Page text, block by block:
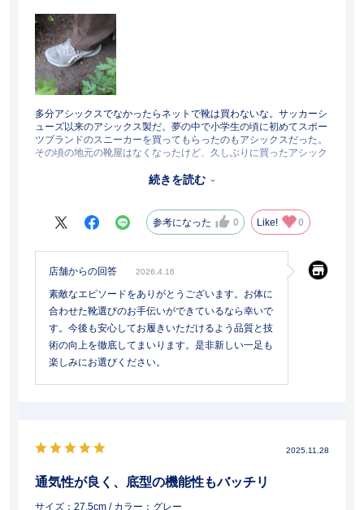
多分アシックスでなかったらネットで靴は買わないな。サッカーシ
ューズ以来のアシックス製だ。夢の中で小学生の頃に初めてスポー
ツブランドのスニーカーを買ってもらったのもアシックスだった。
その頃の地元の靴屋はなくなったけど、久しぶりに買ったアシック
アディダスやルコック、NB、ナイキと色々履いてきた結果、老い
さ。もう他の靴が怖い！
オニツカタイガーのネット記事を見て、久しぶりスポーツスニーカ
続きを読む
参考になった 0 Like! 0
店舗からの回答 2026.4.16
素敵なエピソードをありがとうございます。お体に
合わせた靴選びのお手伝いができているなら幸いで
す。今後も安心してお履きいただけるよう品質と技
術の向上を徹底してまいります。是非新しい一足も
楽しみにお選びください。
2025.11.28
通気性が良く、底型の機能性もバッチリ
サイズ：27.5cm / カラー：グレー